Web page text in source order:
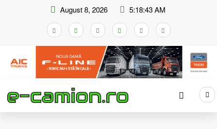
August 8, 2026 5:18:44 AM